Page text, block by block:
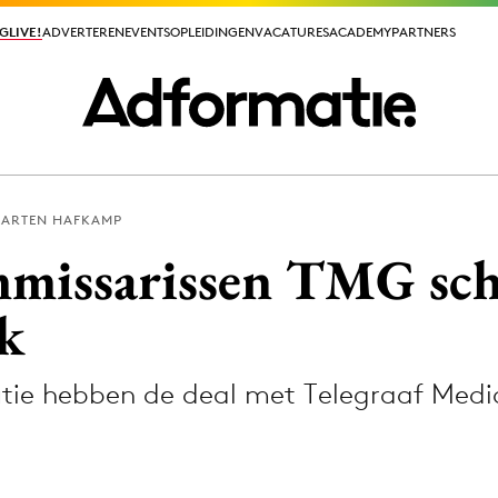
ADVERTERENEVENTSOPLEIDINGENVACATURESACADEMYPARTNERS
ADVERTERENEVENTSOPLEIDINGENVACATURESACADEMYPARTNERS
Media
HAFKAMP
TMG
hebben de deal met Telegraaf